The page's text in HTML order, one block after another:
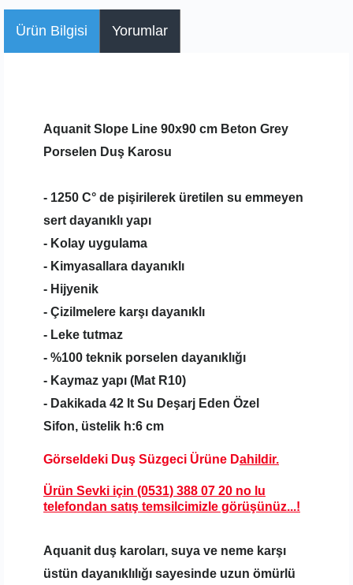
Ürün Bilgisi Yorumlar
Aquanit Slope Line 90x90 cm Beton Grey
Porselen Duş Karosu
- 1250 C° de pişirilerek üretilen su emmeyen
sert dayanıklı yapı
- Kolay uygulama
- Kimyasallara dayanıklı
- Hijyenik
- Çizilmelere karşı dayanıklı
- Leke tutmaz
- %100 teknik porselen dayanıklığı
- Kaymaz yapı (Mat R10)
- Dakikada 42 lt Su Deşarj Eden Özel
Sifon, üstelik h:6 cm
Görseldeki Duş Süzgeci Ürüne Dahildir.
Ürün Sevki için (0531) 388 07 20 no lu
telefondan satış temsilcimizle görüşünüz...!
Aquanit duş karoları, suya ve neme karşı
üstün dayanıklılığı sayesinde uzun ömürlü